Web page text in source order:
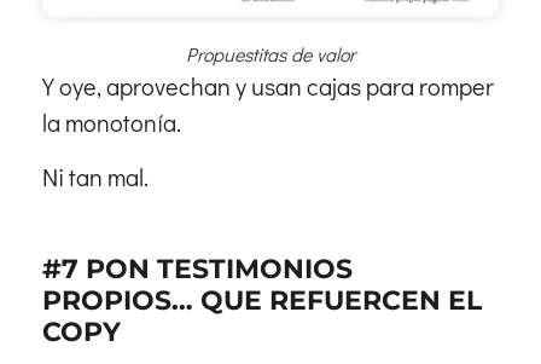
Propuestitas de valor
Y oye, aprovechan y usan cajas para romper
la monotonía.
Ni tan mal.
#7 PON TESTIMONIOS
PROPIOS… QUE REFUERCEN EL
COPY